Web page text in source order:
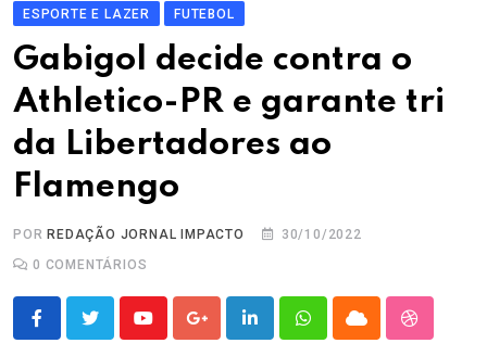
ESPORTE E LAZER FUTEBOL
Gabigol decide contra o
Athletico-PR e garante tri
da Libertadores ao
Flamengo
POR REDAÇÃO JORNAL IMPACTO
30/10/2022
0 COMENTÁRIOS
YoutubeGoogle+LinkedInWhatsappCloud